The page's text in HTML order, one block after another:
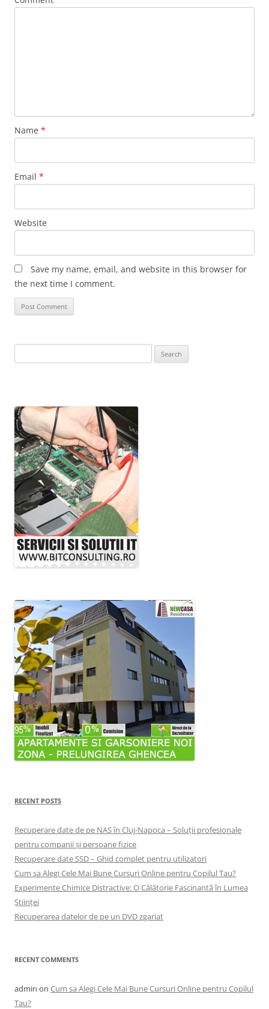
Name *
Email *
Website
Save my name, email, and website in this browser for
the next time I comment.
for:
RECENT POSTS
Recuperare date de pe NAS în Cluj-Napoca – Soluții profesionale
pentru companii și persoane fizice
Recuperare date SSD – Ghid complet pentru utilizatori
Cum sa Alegi Cele Mai Bune Cursuri Online pentru Copilul Tau?
Experimente Chimice Distractive: O Călătorie Fascinantă în Lumea
Științei
Recuperarea datelor de pe un DVD zgariat
RECENT COMMENTS
admin on Cum sa Alegi Cele Mai Bune Cursuri Online pentru Copilul
Tau?